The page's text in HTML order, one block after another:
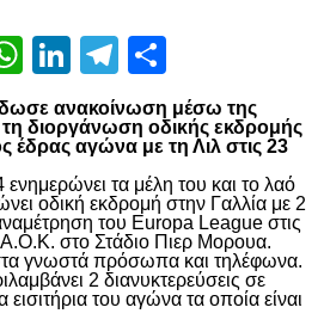
WhatsApp
LinkedIn
Telegram
ανακοίνωση μέσω της
διοργάνωση οδικής εκδρομής
έδρας αγώνα με τη Λιλ στις 23
τα μέλη του και το λαό
οδική εκδρομή στην Γαλλία με 2
του Europa League στις
στο Στάδιο Πιερ Μορουα.
γνωστά πρόσωπα και τηλέφωνα.
2 διανυκτερεύσεις σε
εισιτήρια του αγώνα τα οποία είναι